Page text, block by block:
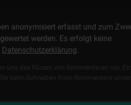
anonymisiert erfasst und zum
werden. Es erfolgt keine
Datenschutzerklärung.
uns das Kürzen von Kommentaren vor. Ein
beim Schreiben Ihres Kommentars